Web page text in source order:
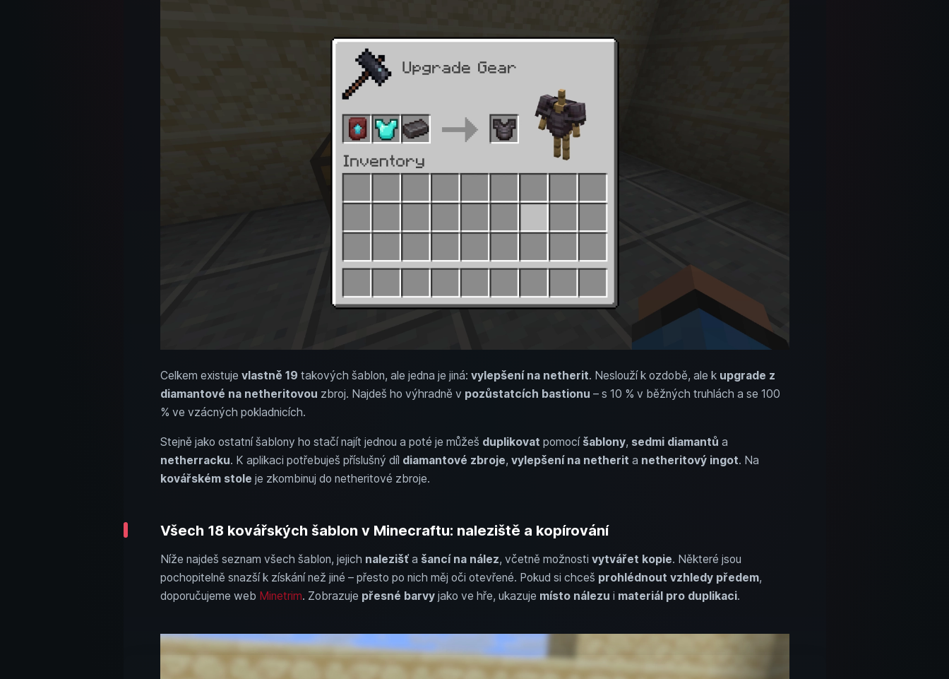
Celkem existuje vlastně 19 takových šablon, ale jedna je jiná: vylepšení na netherit. Neslouží k ozdobě, ale k upgrade z
diamantové na netheritovou zbroj. Najdeš ho výhradně v pozůstatcích bastionu – s 10 % v běžných truhlách a se 100
% ve vzácných pokladnicích.
Stejně jako ostatní šablony ho stačí najít jednou a poté je můžeš duplikovat pomocí šablony, sedmi diamantů a
netherracku. K aplikaci potřebuješ příslušný díl diamantové zbroje, vylepšení na netherit a netheritový ingot. Na
kovářském stole je zkombinuj do netheritové zbroje.
Všech 18 kovářských šablon v Minecraftu: naleziště a kopírování
Níže najdeš seznam všech šablon, jejich nalezišťa šancí na nález, včetně možnosti vytvářet kopie. Některé jsou
pochopitelně snazší k získání než jiné – přesto po nich měj oči otevřené. Pokud si chceš prohlédnout vzhledy předem,
doporučujeme web Minetrim. Zobrazuje přesné barvyjako ve hře, ukazuje místo nálezu i materiál pro duplikaci.